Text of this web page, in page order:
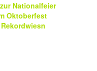
Nationalfeier
Oktoberfest